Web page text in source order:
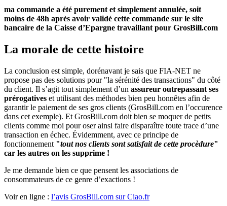
ma commande a été purement et simplement annulée, soit
moins de 48h après avoir validé cette commande sur le site
bancaire de la Caisse d’Epargne travaillant pour GrosBill.com
La morale de cette histoire
La conclusion est simple, dorénavant je sais que FIA-NET ne
propose pas des solutions pour "la sérénité des transactions" du côté
du client. Il s’agit tout simplement d’un assureur outrepassant ses
prérogatives et utilisant des méthodes bien peu honnêtes afin de
garantir le paiement de ses gros clients (GrosBill.com en l’occurence
dans cet exemple). Et GrosBill.com doit bien se moquer de petits
clients comme moi pour oser ainsi faire disparaître toute trace d’une
transaction en échec. Évidemment, avec ce principe de
fonctionnement "tout nos clients sont satisfait de cette procèdure"
car les autres on les supprime !
Je me demande bien ce que pensent les associations de
consommateurs de ce genre d’exactions !
Voir en ligne : l’avis GrosBill.com sur Ciao.fr